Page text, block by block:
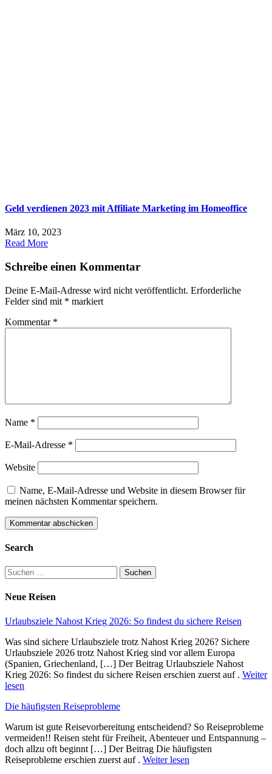
Geld verdienen 2023 mit Affiliate Marketing im Homeoffice
März 10, 2023
Read More
Schreibe einen Kommentar
Deine E-Mail-Adresse wird nicht veröffentlicht. Erforderliche
Felder sind mit * markiert
Kommentar *
Name *
E-Mail-Adresse *
Website
Name, E-Mail-Adresse und Website in diesem Browser für
meinen nächsten Kommentar speichern.
Search
Suchen
nach:
Neue Reisen
Urlaubsziele Nahost Krieg 2026: So findest du sichere Reisen
Was sind sichere Urlaubsziele trotz Nahost Krieg 2026? Sichere
Urlaubsziele 2026 trotz Nahost Krieg sind vor allem Europa
(Spanien, Griechenland, […] Der Beitrag Urlaubsziele Nahost
Krieg 2026: So findest du sichere Reisen erschien zuerst auf . Weiter
lesen
Die häufigsten Reiseprobleme
Warum ist gute Reisevorbereitung entscheidend? So Reiseprobleme
vermeiden!! Reisen steht für Freiheit, Abenteuer und Entspannung –
doch allzu oft beginnt […] Der Beitrag Die häufigsten
Reiseprobleme erschien zuerst auf . Weiter lesen